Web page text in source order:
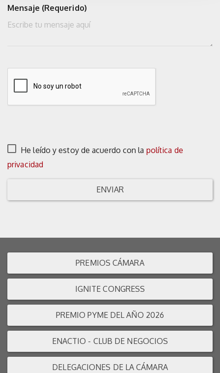
Mensaje (Requerido)
He leído y estoy de acuerdo con la política de
privacidad
ENVIAR
PREMIOS CÁMARA
IGNITE CONGRESS
PREMIO PYME DEL AÑO 2026
ENACTIO - CLUB DE NEGOCIOS
DELEGACIONES DE LA CÁMARA